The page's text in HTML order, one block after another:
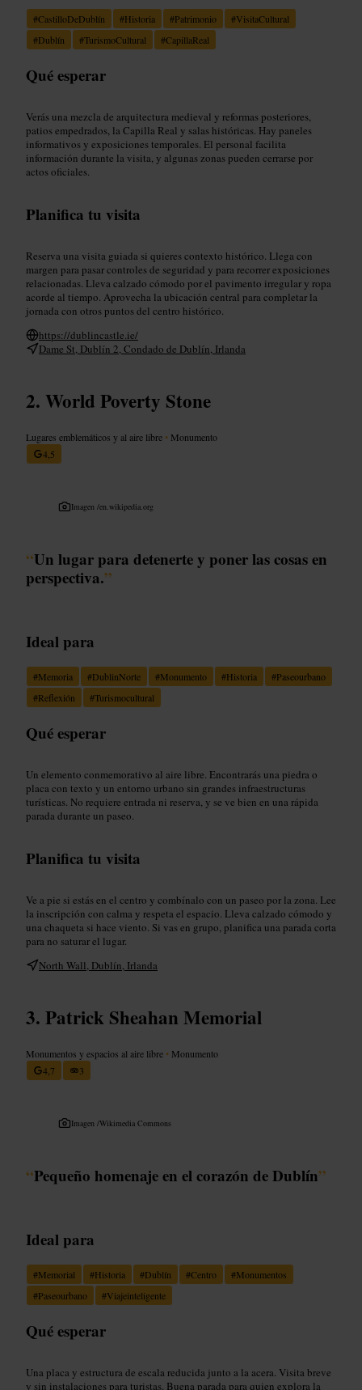
#CastilloDeDublín #Historia #Patrimonio #VisitaCultural
#Dublín #TurismoCultural #CapillaReal
Qué esperar
Verás una mezcla de arquitectura medieval y reformas posteriores,
patios empedrados, la Capilla Real y salas históricas. Hay paneles
informativos y exposiciones temporales. El personal facilita
información durante la visita, y algunas zonas pueden cerrarse por
actos oficiales.
Planifica tu visita
Reserva una visita guiada si quieres contexto histórico. Llega con
margen para pasar controles de seguridad y para recorrer exposiciones
relacionadas. Lleva calzado cómodo por el pavimento irregular y ropa
acorde al tiempo. Aprovecha la ubicación central para completar la
jornada con otros puntos del centro histórico.
https://dublincastle.ie/
Dame St, Dublín 2, Condado de Dublín, Irlanda
World Poverty Stone
Lugares emblemáticos y al aire libre • Monumento
4,5
Imagen /en.wikipedia.org
“Un lugar para detenerte y poner las cosas en
perspectiva.”
Ideal para
#Memoria #DublinNorte #Monumento #Historia #Paseourbano
#Reflexión #Turismocultural
Qué esperar
Un elemento conmemorativo al aire libre. Encontrarás una piedra o
placa con texto y un entorno urbano sin grandes infraestructuras
turísticas. No requiere entrada ni reserva, y se ve bien en una rápida
parada durante un paseo.
Planifica tu visita
Ve a pie si estás en el centro y combínalo con un paseo por la zona. Lee
la inscripción con calma y respeta el espacio. Lleva calzado cómodo y
una chaqueta si hace viento. Si vas en grupo, planifica una parada corta
para no saturar el lugar.
North Wall, Dublín, Irlanda
Patrick Sheahan Memorial
Monumentos y espacios al aire libre • Monumento
4,7
3
Imagen /Wikimedia Commons
“Pequeño homenaje en el corazón de Dublín”
Ideal para
#Memorial #Historia #Dublín #Centro #Monumentos
#Paseourbano #Viajeinteligente
Qué esperar
Una placa y estructura de escala reducida junto a la acera. Visita breve
y sin instalaciones para turistas. Buena parada para quien explora la